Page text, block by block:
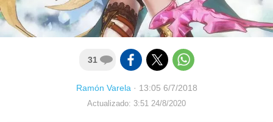
31
Ramón Varela· 13:05 6/7/2018
Actualizado: 3:51 24/8/2020